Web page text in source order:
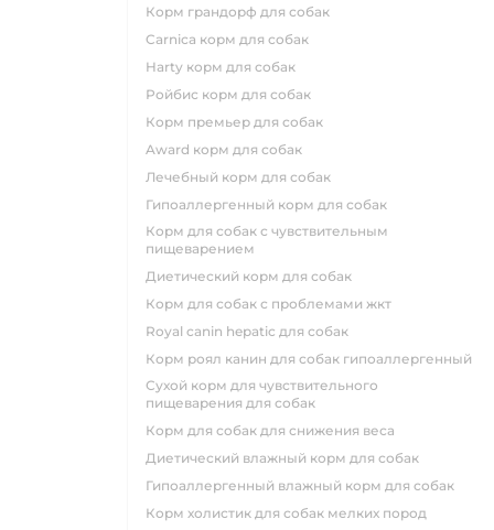
корм грандорф для собак
carnica корм для собак
harty корм для собак
ройбис корм для собак
корм премьер для собак
award корм для собак
лечебный корм для собак
гипоаллергенный корм для собак
корм для собак с чувствительным
пищеварением
диетический корм для собак
корм для собак с проблемами жкт
royal canin hepatic для собак
корм роял канин для собак гипоаллергенный
сухой корм для чувствительного
пищеварения для собак
корм для собак для снижения веса
диетический влажный корм для собак
гипоаллергенный влажный корм для собак
корм холистик для собак мелких пород